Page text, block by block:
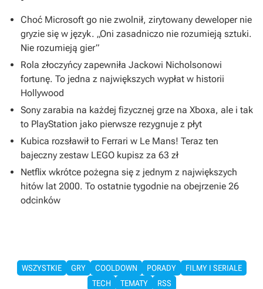
Choć Microsoft go nie zwolnił, zirytowany deweloper nie
gryzie się w język. „Oni zasadniczo nie rozumieją sztuki.
Nie rozumieją gier”
Rola złoczyńcy zapewniła Jackowi Nicholsonowi
fortunę. To jedna z największych wypłat w historii
Hollywood
Sony zarabia na każdej fizycznej grze na Xboxa, ale i tak
to PlayStation jako pierwsze rezygnuje z płyt
Kubica rozsławił to Ferrari w Le Mans! Teraz ten
bajeczny zestaw LEGO kupisz za 63 zł
Netflix wkrótce pożegna się z jednym z największych
hitów lat 2000. To ostatnie tygodnie na obejrzenie 26
odcinków
WSZYSTKIE GRY COOLDOWN PORADY
FILMY I SERIALE
TECH
TEMATY RSS